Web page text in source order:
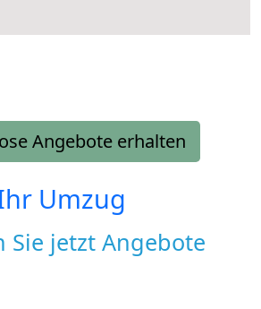
Angebote erhalten
Umzug
Sie jetzt Angebote